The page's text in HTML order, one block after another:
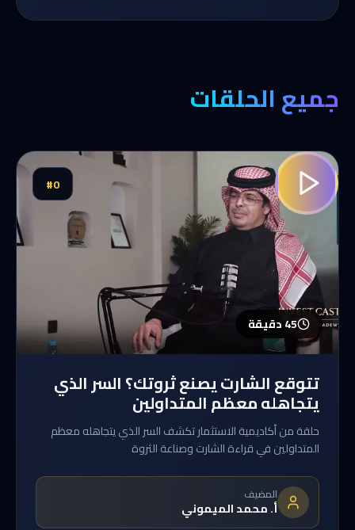
جميع الحلقات
#0
45 دقيقة
تتوقع الشارت يصنع ثروتك؟ السر الذي
يتجاهله معظم المتداولين
حلقة من أكاديمية الاستثمار تكشف السر الذي يتجاهله معظم
المتداولين في قراءة الشارت وصناعة الثروة
المضيف
أ. محمد الميموني